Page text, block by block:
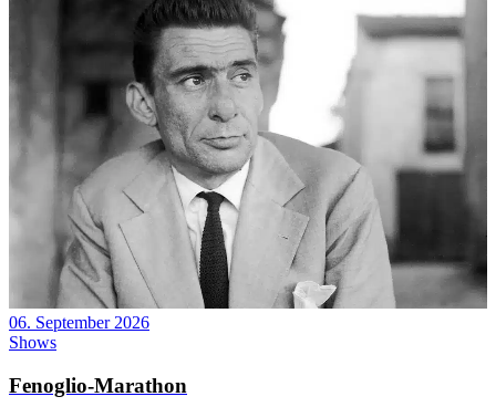
06. September 2026
Shows
Fenoglio-Marathon